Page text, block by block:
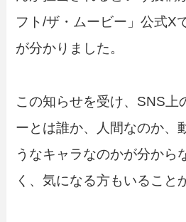
フト/ザ・ムービー」公式X
が分かりました。
この知らせを受け、SNS上
ーとは誰か、人間なのか、
うなキャラなのかが分から
く、気になる方もいること